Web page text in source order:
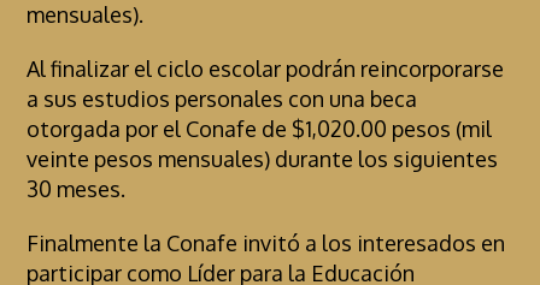
mensuales).
Al finalizar el ciclo escolar podrán reincorporarse
a sus estudios personales con una beca
otorgada por el Conafe de $1,020.00 pesos (mil
veinte pesos mensuales) durante los siguientes
30 meses.
Finalmente la Conafe invitó a los interesados en
participar como Líder para la Educación